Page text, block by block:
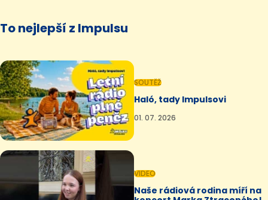
To nejlepší z Impulsu
SOUTĚŽ
Haló, tady Impulsovi
01. 07. 2026
VIDEO
Naše rádiová rodina míří na